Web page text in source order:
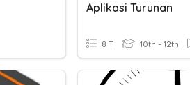
Aplikasi Turunan
8 T 10th - 12th